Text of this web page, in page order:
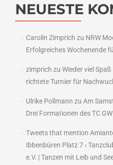
NEUESTE
Carolin Zimprich zu NRW
Erfolgreiches Wochenende
zimprich zu Wieder viel Spaß
richtete Turnier für
Ulrike Pollmann zu Am
Drei Formationen des TC
Tweets that mention
Ibbenbüren Platz 7 ‹
e.V. | Tanzen mit Leib und